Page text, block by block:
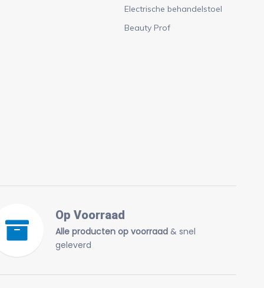
Electrische behandelstoel
Beauty Prof
Op Voorraad
Alle producten op voorraad & snel
geleverd